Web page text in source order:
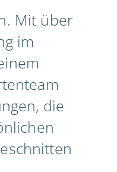
Mit über
im
die